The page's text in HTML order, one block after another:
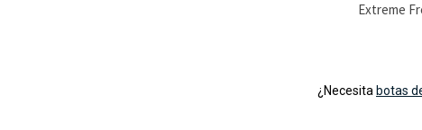
Extreme
¿Necesita botas